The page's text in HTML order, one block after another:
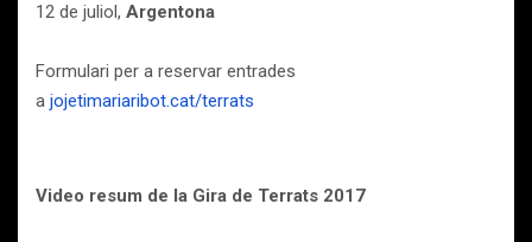
12 de juliol, Argentona
Formulari per a reservar entrades
a jojetimariaribot.cat/terrats
Video resum de la Gira de Terrats 2017